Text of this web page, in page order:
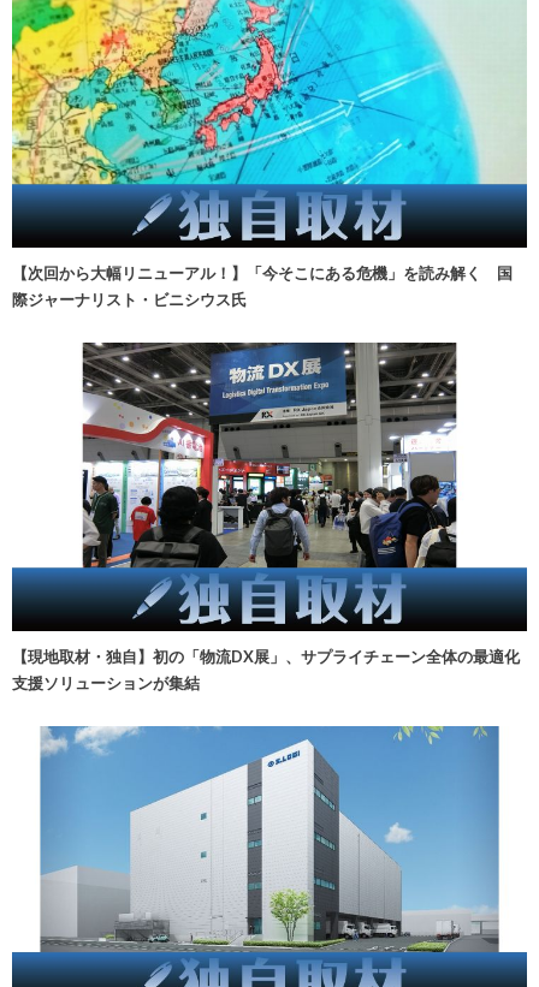
【次回から大幅リニューアル！】「今そこにある危機」を読み解く 国
際ジャーナリスト・ビニシウス氏
【現地取材・独自】初の「物流DX展」、サプライチェーン全体の最適化
支援ソリューションが集結